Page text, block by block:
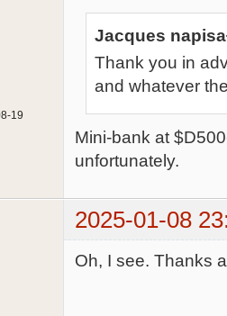
19
Jacques
Thank you in
and whatever
Mini-bank at
unfortunately.
2025-01-08
Oh, I see. Thanks